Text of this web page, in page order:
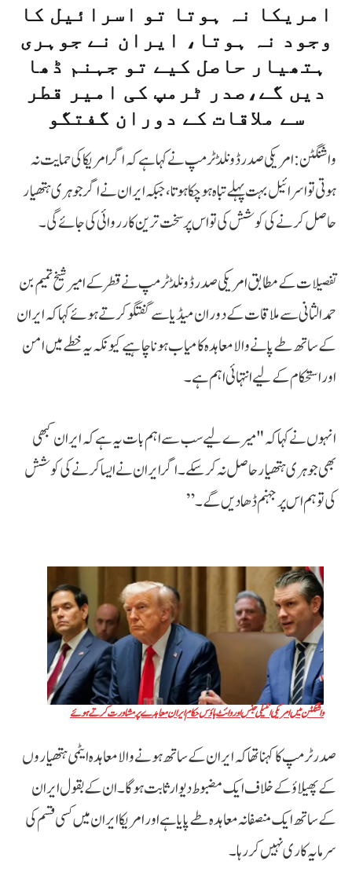
امریکا نہ ہوتا تو اسرائیل کا
وجود نہ ہوتا، ایران نے جوہری
ہتھیار حاصل کیے تو جہنم ڈھا
دیں گے،صدر ٹرمپ کی امیر قطر
سے ملاقات کے دوران گفتگو
واشنگٹن: امریکی صدر ڈونلڈ ٹرمپ نے کہا ہے کہ اگر امریکا کی حمایت نہ
ہوتی تو اسرائیل بہت پہلے تباہ ہو چکا ہوتا، جبکہ ایران نے اگر جوہری ہتھیار
حاصل کرنے کی کوشش کی تو اس پر سخت ترین کارروائی کی جائے گی۔
تفصیلات کے مطابق امریکی صدر ڈونلڈ ٹرمپ نے قطر کے امیر شیخ تمیم بن
حمد الثانی سے ملاقات کے دوران میڈیا سے گفتگو کرتے ہوئے کہا کہ ایران
کے ساتھ طے پانے والا معاہدہ کامیاب ہونا چاہیے کیونکہ یہ خطے میں امن
اور استحکام کے لیے انتہائی اہم ہے۔
انہوں نے کہا کہ "میرے لیے سب سے اہم بات یہ ہے کہ ایران کبھی
بھی جوہری ہتھیار حاصل نہ کر سکے۔ اگر ایران نے ایسا کرنے کی کوشش
کی تو ہم اس پر جہنم ڈھا دیں گے۔”
واشنگٹن میں امریکی انٹیلی جنس اور وائٹ ہاؤس حکام ایران معاہدے پر مشاورت کرتے ہوئے
صدر ٹرمپ کا کہنا تھا کہ ایران کے ساتھ ہونے والا معاہدہ ایٹمی ہتھیاروں
کے پھیلاؤ کے خلاف ایک مضبوط دیوار ثابت ہوگا۔ ان کے بقول ایران
کے ساتھ ایک منصفانہ معاہدہ طے پایا ہے اور امریکا ایران میں کسی قسم کی
سرمایہ کاری نہیں کر رہا۔